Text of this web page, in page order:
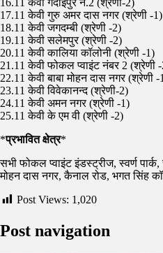
17.11 केवी गुरु अमर दास नगर (श्रेणी -1)
18.11 केवी जगदम्बी (श्रेणी -2)
19.11 केवी सलेमपुर (श्रेणी -2)
20.11 केवी कालिया कॉलोनी (श्रेणी -1)
21.11 केवी फोकल प्वाइंट नंबर 2 (श्रेणी
22.11 केवी बाबा मोहन दास नगर (श्रेणी -
23.11 केवी विवेकानन्द (श्रेणी-2)
24.11 केवी अमन नगर (श्रेणी -1)
25.11 केवी के एम वी (श्रेणी -2)
*प्रभावित क्षेत्र*
सभी फोकल प्वाइंट इंडस्ट्रीज, स्वर्ण
मोहन दास नगर, कैनाल रोड, भगत सिंह
Post Views: 1,020
Post navigation